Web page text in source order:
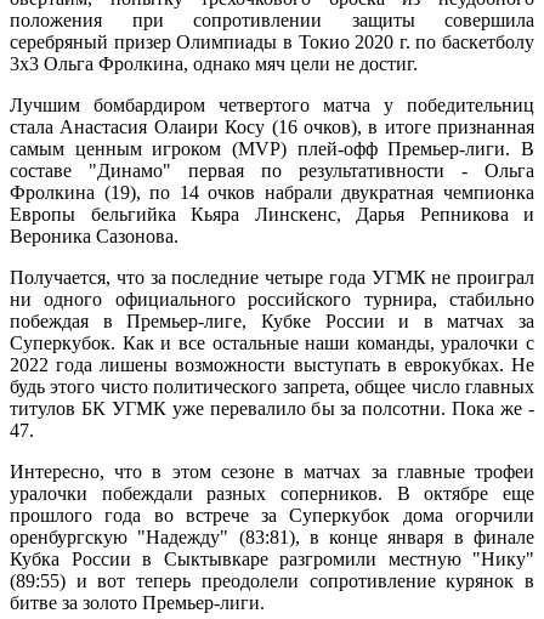
положения при сопротивлении защиты совершила
серебряный призер Олимпиады в Токио 2020 г. по баскетболу
3х3 Ольга Фролкина, однако мяч цели не достиг.
Лучшим бомбардиром четвертого матча у победительниц
стала Анастасия Олаири Косу (16 очков), в итоге признанная
самым ценным игроком (MVP) плей-офф Премьер-лиги. В
составе "Динамо" первая по результативности - Ольга
Фролкина (19), по 14 очков набрали двукратная чемпионка
Европы бельгийка Кьяра Линскенс, Дарья Репникова и
Вероника Сазонова.
Получается, что за последние четыре года УГМК не проиграл
ни одного официального российского турнира, стабильно
побеждая в Премьер-лиге, Кубке России и в матчах за
Суперкубок. Как и все остальные наши команды, уралочки с
2022 года лишены возможности выступать в еврокубках. Не
будь этого чисто политического запрета, общее число главных
титулов БК УГМК уже перевалило бы за полсотни. Пока же -
47.
Интересно, что в этом сезоне в матчах за главные трофеи
уралочки побеждали разных соперников. В октябре еще
прошлого года во встрече за Суперкубок дома огорчили
оренбургскую "Надежду" (83:81), в конце января в финале
Кубка России в Сыктывкаре разгромили местную "Нику"
(89:55) и вот теперь преодолели сопротивление курянок в
битве за золото Премьер-лиги.